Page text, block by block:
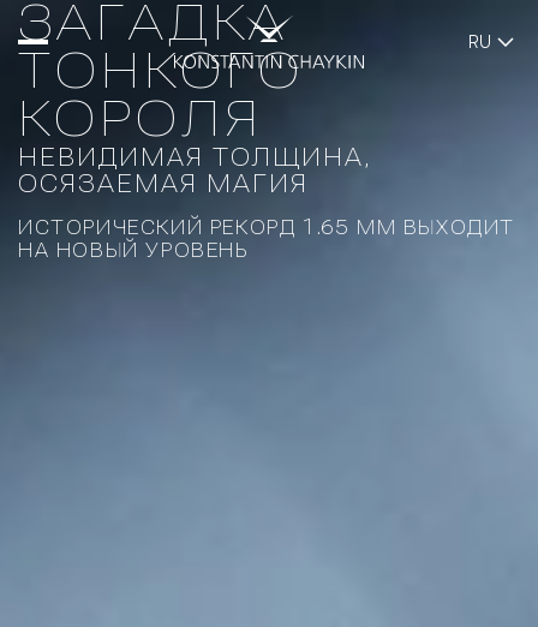
RU
ЗАГАДКА
ТОНКОГО
КОРОЛЯ
НЕВИДИМАЯ ТОЛЩИНА,
ОСЯЗАЕМАЯ МАГИЯ
ИСТОРИЧЕСКИЙ РЕКОРД 1.65 MM ВЫХОДИТ
НА НОВЫЙ УРОВЕНЬ